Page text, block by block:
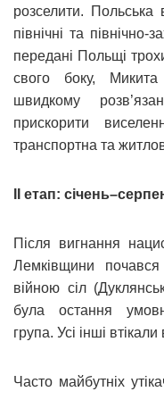
розселити. Польська
північні та північно-
передані Польщі
свого боку,
швидкому
прискорити
транспортна та
ІІ етап:
Після вигнання
Лемківщини
війною сіл
була остання
група. Усі інші
Часто майбутніх